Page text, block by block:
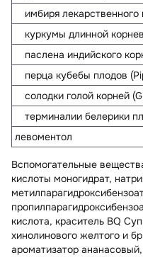
имбиря
куркумы длинной
паслена индийского
перца кубебы плодов
солодки голой корней
терминалии белерики
левоментол
Вспомогательные
кислоты моногидрат,
кислота, краситель BQ
хинолинового желтого и
ароматизатор